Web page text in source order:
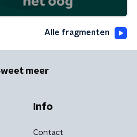
Alle fragmenten
weet meer
Info
Contact